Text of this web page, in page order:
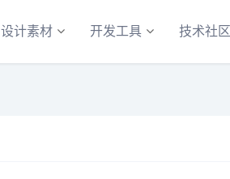
设计素材 开发工具 技术社区